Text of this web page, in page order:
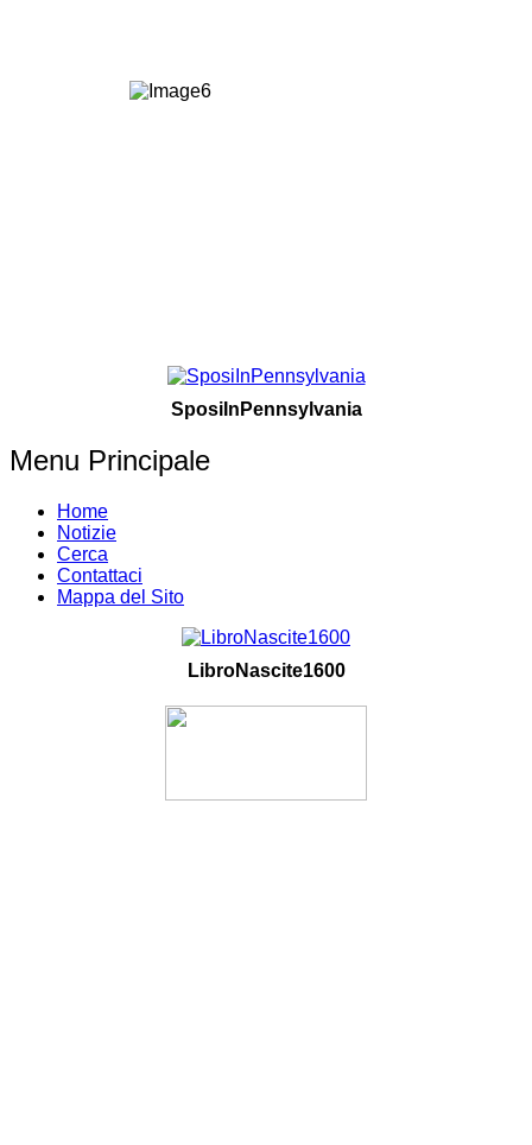
SposiInPennsylvania
Menu Principale
Home
Notizie
Cerca
Contattaci
Mappa del Sito
LibroNascite1600